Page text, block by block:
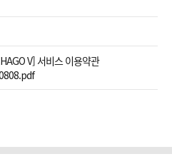
V] 서비스 이용약관